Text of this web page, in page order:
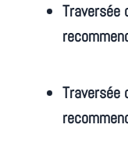
Traversée
Traversée